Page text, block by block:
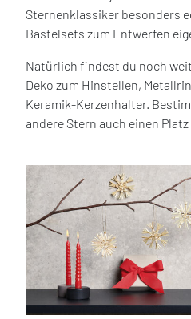
Sternenklassiker besonders
Bastelsets zum Entwerfen
Natürlich findest du noch
Deko zum Hinstellen,
Keramik-Kerzenhalter.
andere Stern auch einen